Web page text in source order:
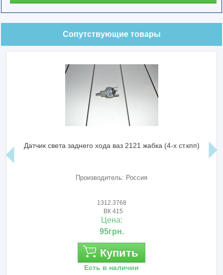
Сопутствующие товары
Датчик света заднего хода ваз 2121 жабка (4-х ст.кпп)
Производитель: Россия
1312.3768
ВК 415
Цена:
95грн.
Купить
Есть в наличии